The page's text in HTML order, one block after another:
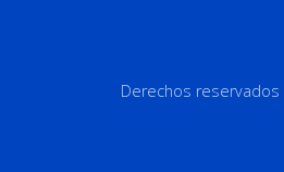
Derechos